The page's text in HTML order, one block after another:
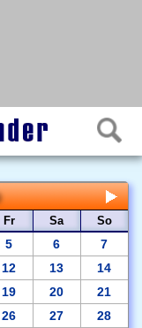
Fr Sa
So
5 6 7
12 13 14
19 20 21
26 27 28